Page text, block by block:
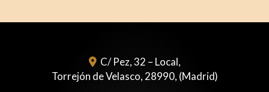
C/ Pez, 32 – Local,
Torrejón de Velasco,28990, (Madrid)